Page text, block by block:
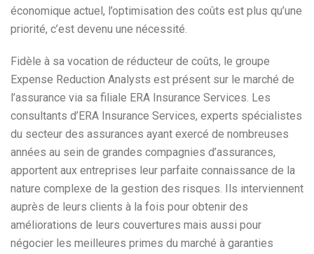
économique actuel, l’optimisation des coûts est plus qu’une
priorité, c’est devenu une nécessité.
Fidèle à sa vocation de réducteur de coûts, le groupe
Expense Reduction Analysts est présent sur le marché de
l’assurance via sa filiale ERA Insurance Services. Les
consultants d’ERA Insurance Services, experts spécialistes
du secteur des assurances ayant exercé de nombreuses
années au sein de grandes compagnies d’assurances,
apportent aux entreprises leur parfaite connaissance de la
nature complexe de la gestion des risques. Ils interviennent
auprès de leurs clients à la fois pour obtenir des
améliorations de leurs couvertures mais aussi pour
négocier les meilleures primes du marché à garanties